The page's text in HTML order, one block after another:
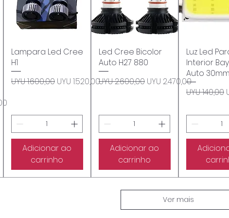
Visualização rápida
Lampara Led Cree
H1
Preço normal
UYU 1.600,00 Preço promocional
UYU 1.520,00
Adicionar ao
carrinho
Visualização rápida
Led Cree Bicolor
Auto H27 880
Preço normal
UYU 2.600,00 Preço promocional
UYU 2.470,00
Adicionar ao
carrinho
Luz Led
Interior
Auto 30mm
Preço
UYU 140,00
Ver mais